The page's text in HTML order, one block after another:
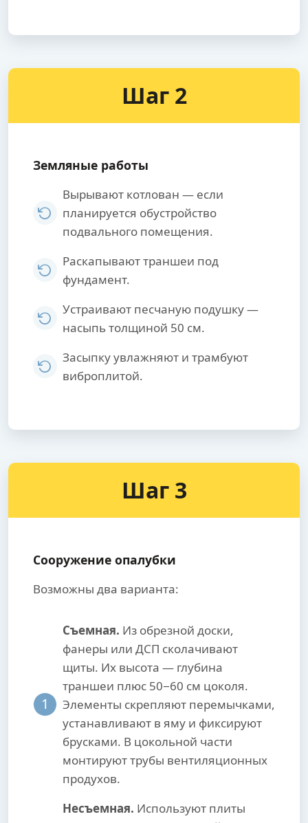
Шаг 2
Земляные работы
Вырывают котлован — если
планируется обустройство
подвального помещения.
Раскапывают траншеи под
фундамент.
Устраивают песчаную подушку —
насыпь толщиной 50 см.
Засыпку увлажняют и трамбуют
виброплитой.
Шаг 3
Сооружение опалубки
Возможны два варианта:
1
Съемная. Из обрезной доски,
фанеры или ДСП сколачивают
щиты. Их высота — глубина
траншеи плюс 50−60 см цоколя.
Элементы скрепляют перемычками,
устанавливают в яму и фиксируют
брусками. В цокольной части
монтируют трубы вентиляционных
продухов.
Несъемная. Используют плиты